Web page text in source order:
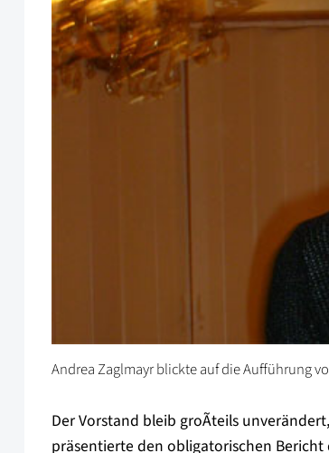
Andrea Zaglmayr blickte auf die Aufführung
Der Vorstand bleib groÃteils
präsentierte den obligatorischen Bericht